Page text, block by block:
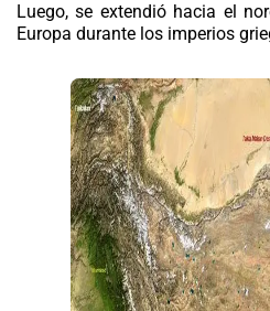
Luego, se extendió hacia el
Europa durante los imperios